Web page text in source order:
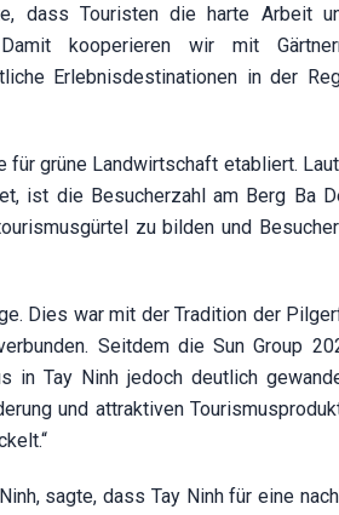
dass Touristen die harte Arbeit
kooperieren wir mit
Erlebnisdestinationen in der
für grüne Landwirtschaft etabliert.
ist die Besucherzahl am Berg Ba
zu bilden und
Dies war mit der Tradition der
Seitdem die Sun Group
in Tay Ninh jedoch deutlich
und attraktiven
sagte, dass Tay Ninh für eine